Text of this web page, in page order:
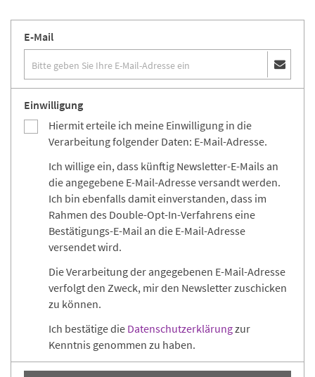
E-Mail
Einwilligung
Hiermit erteile ich meine Einwilligung in die
Verarbeitung folgender Daten: E-Mail-Adresse.
Ich willige ein, dass künftig Newsletter-E-Mails an
die angegebene E-Mail-Adresse versandt werden.
Ich bin ebenfalls damit einverstanden, dass im
Rahmen des Double-Opt-In-Verfahrens eine
Bestätigungs-E-Mail an die E-Mail-Adresse
versendet wird.
Die Verarbeitung der angegebenen E-Mail-Adresse
verfolgt den Zweck, mir den Newsletter zuschicken
zu können.
Ich bestätige die Datenschutzerklärungzur
Kenntnis genommen zu haben.